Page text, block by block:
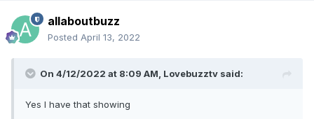
allaboutbuzz
Posted April 13, 2022
On 4/12/2022 at 8:09 AM, Lovebuzztv said:
Yes I have that showing